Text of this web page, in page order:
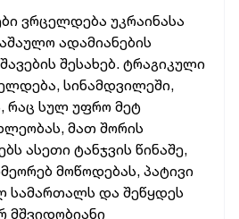
ვრცელდება უკრაინასა
ადამიანების
შესახებ. ტრაგიკული
სინამდვილეში,
რაც სულ უფრო მეტ
მათ შორის
ასეთი ტანჯვის წინაშე,
მოწოდებას, პატივი
სამართალს და შეწყდეს
მშვიდობიანი